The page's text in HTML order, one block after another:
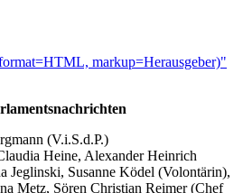
markup=Herausgeber)"
(V.i.S.d.P.)
Heine, Alexander Heinrich
Jeglinski, Susanne Ködel (Volontärin),
Metz, Sören Christian Reimer (Chef